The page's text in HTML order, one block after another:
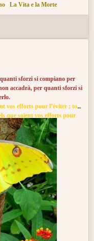
La Vita e la Morte
sforzi si compiano per
accadrà, per quanti sforzi si
vos efforts pour l’éviter ; tout
que soient vos efforts pour